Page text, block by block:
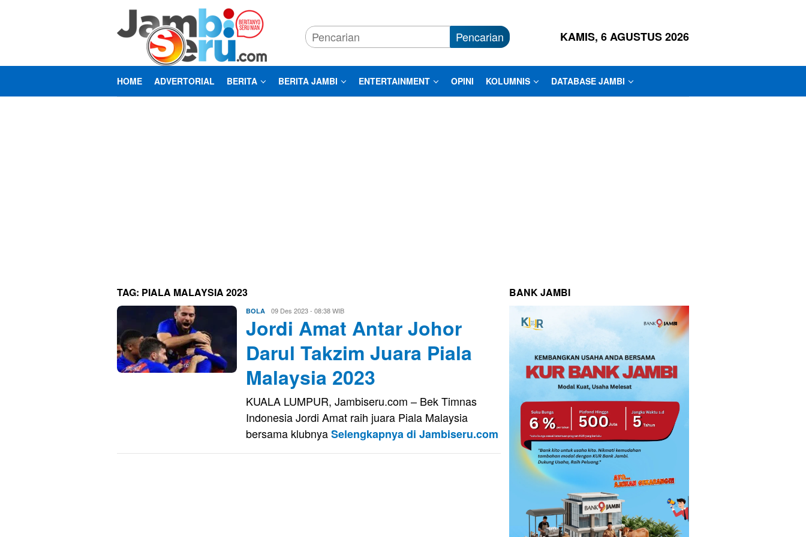
Pencarian KAMIS, 6 AGUSTUS 2026
HOME ADVERTORIAL BERITA BERITA JAMBI ENTERTAINMENT OPINI KOLUMNIS DATABASE JAMBI
TAG: PIALA MALAYSIA 2023
BOLA Eri
Saputra
09 Des 2023 - 08:38 WIB
Jordi Amat Antar Johor
Darul Takzim Juara Piala
Malaysia 2023
KUALA LUMPUR, Jambiseru.com – Bek Timnas
Indonesia Jordi Amat raih juara Piala Malaysia
bersama klubnyaSelengkapnya di Jambiseru.com
BANK JAMBI